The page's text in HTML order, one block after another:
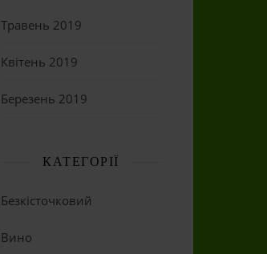
Травень 2019
Квітень 2019
Березень 2019
КАТЕГОРІЇ
Безкісточковий
Вино